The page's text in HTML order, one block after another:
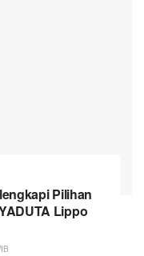
Pilihan
Lippo